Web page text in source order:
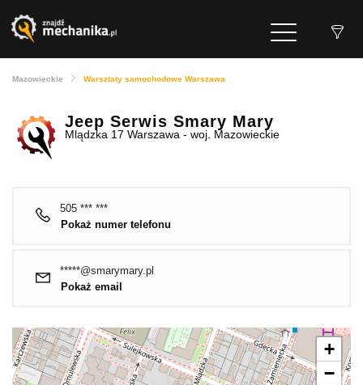
Mazowieckie Warsztaty samochodowe Warszawa
Jeep Serwis Smary Mary
Mlądzka 17 Warszawa - woj. Mazowieckie
505 *** ***
Pokaż numer telefonu
*****@smarymary.pl
Pokaż email
+
−